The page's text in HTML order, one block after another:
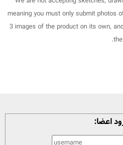
meaning you must only submit photos
3 images of the product on its own,
اعضا: